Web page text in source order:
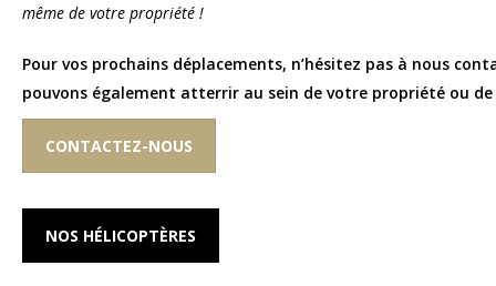
même de votre propriété !
Pour vos prochains déplacements, n’hésitez pas à nous
pouvons également atterrir au sein de votre propriété ou
CONTACTEZ-NOUS
NOS HÉLICOPTÈRES